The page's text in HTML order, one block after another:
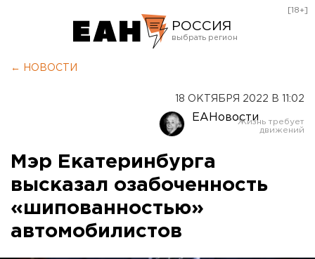
РОССИЯ
Оренбург
[18+]
← НОВОСТИ
18 ОКТЯБРЯ 2022 В 11:02
ЕАНовости
Мэр Екатеринбурга
высказал озабоченность
«шипованностью»
автомобилистов